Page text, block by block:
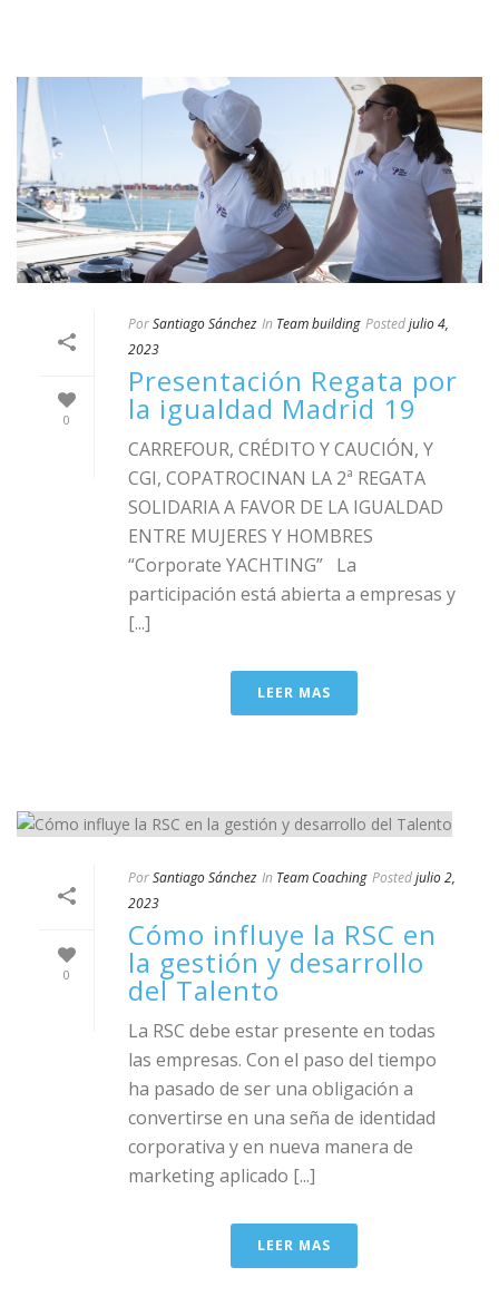
0
PorSantiago Sánchez In Team building Postedjulio 4,
2023
Presentación Regata por
la igualdad Madrid 19
CARREFOUR, CRÉDITO Y CAUCIÓN, Y
CGI, COPATROCINAN LA 2ª REGATA
SOLIDARIA A FAVOR DE LA IGUALDAD
ENTRE MUJERES Y HOMBRES
“Corporate YACHTING” La
participación está abierta a empresas y
[...]
LEER MAS
0
PorSantiago Sánchez In Team Coaching Postedjulio 2,
2023
Cómo influye la RSC en
la gestión y desarrollo
del Talento
La RSC debe estar presente en todas
las empresas. Con el paso del tiempo
ha pasado de ser una obligación a
convertirse en una seña de identidad
corporativa y en nueva manera de
marketing aplicado [...]
LEER MAS